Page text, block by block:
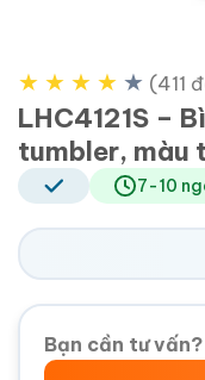
★ ★ ★ ★ ★ (411
LHC4121S –
tumbler, màu
7-10
Bạn cần tư vấn?